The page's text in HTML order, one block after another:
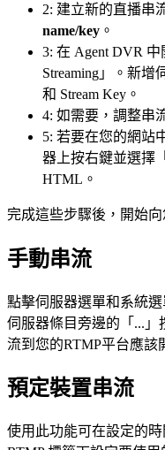
2: 建立新的直播串
name/key 。
3: 在 Agent DVR 中
Streaming」。新增
和 Stream Key。
4: 如需要，調整串
5: 若要在您的網站
器上按右鍵並選擇
HTML。
完成這些步驟後，開始
手動串流
點擊伺服器選單和系統
伺服器條目旁邊的「...」
流到您的RTMP平台應該
預定裝置串流
使用此功能可在設定的